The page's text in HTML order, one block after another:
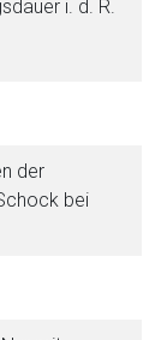
i. d. R.
der
bei